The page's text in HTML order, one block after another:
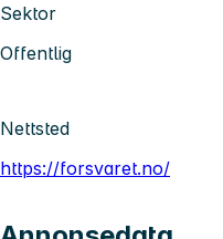
Sektor
Offentlig
Nettsted
https://forsvaret.no/